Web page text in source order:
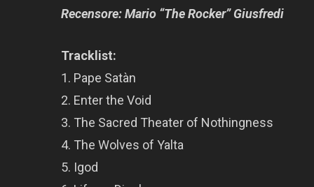
Recensore: Mario “The Rocker” Giusfredi
Tracklist:
1. Pape Satàn
2. Enter the Void
3. The Sacred Theater of Nothingness
4. The Wolves of Yalta
5. Igod